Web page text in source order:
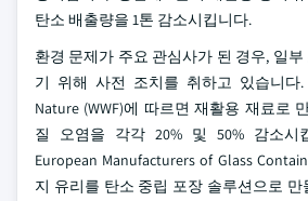
탄소 배출량을 1톤 감소시킵니다.
환경 문제가 주요 관심사가 된 경우, 일
기 위해 사전 조치를 취하고 있습니다
Nature (WWF)에 따르면 재활용 재료로
질 오염을 각각 20% 및 50% 감소시
European Manufacturers of Glass
지 유리를 탄소 중립 포장 솔루션으로